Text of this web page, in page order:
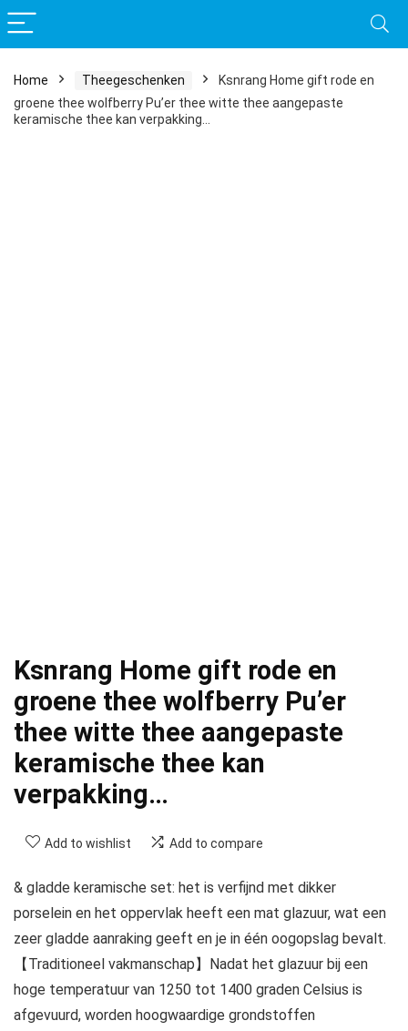
Home Theegeschenken
Ksnrang Home gift rode en
groene thee wolfberry Pu’er thee witte thee aangepaste
keramische thee kan verpakking…
Ksnrang Home gift rode en
groene thee wolfberry Pu’er
thee witte thee aangepaste
keramische thee kan
verpakking…
Add to wishlist Add to compare
& gladde keramische set: het is verfijnd met dikker
porselein en het oppervlak heeft een mat glazuur, wat een
zeer gladde aanraking geeft en je in één oogopslag bevalt.
【Traditioneel vakmanschap】Nadat het glazuur bij een
hoge temperatuur van 1250 tot 1400 graden Celsius is
afgevuurd, worden hoogwaardige grondstoffen